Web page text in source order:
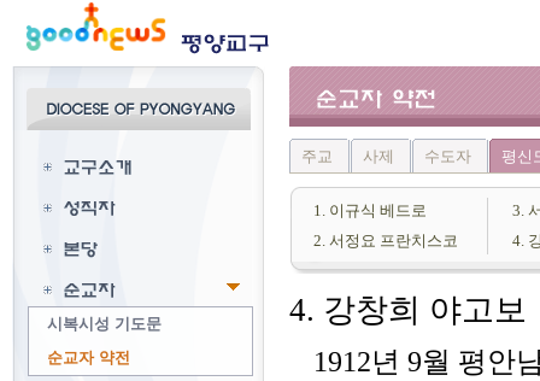
시복시성 기도문
순교자 약전
주교 사제 수도자 평신
1. 이규식 베드로
3.
2. 서정요 프란치스코
4.
4. 강창희 야고보
1912년 9월 평안